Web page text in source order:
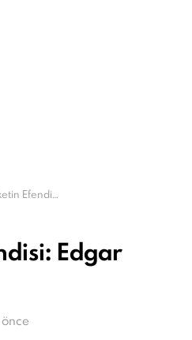
Edgar Degas
Edgar
önce